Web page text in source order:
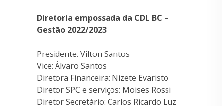
Diretoria empossada da CDL BC –
Gestão 2022/2023
Presidente: Vilton Santos
Vice: Álvaro Santos
Diretora Financeira: Nizete Evaristo
Diretor SPC e serviços: Moises Rossi
Diretor Secretário: Carlos Ricardo Luz